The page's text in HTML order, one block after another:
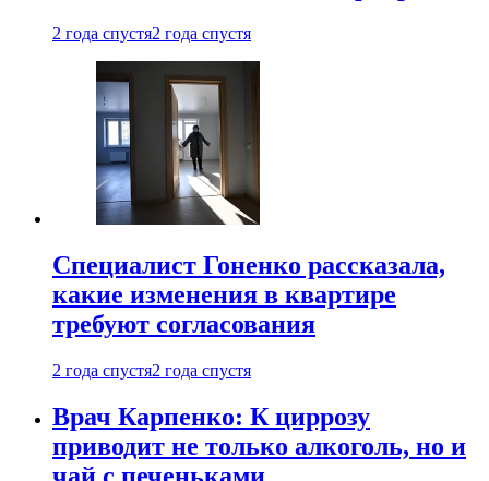
2 года спустя2 года спустя
Специалист Гоненко рассказала,
какие изменения в квартире
требуют согласования
2 года спустя2 года спустя
Врач Карпенко: К циррозу
приводит не только алкоголь, но и